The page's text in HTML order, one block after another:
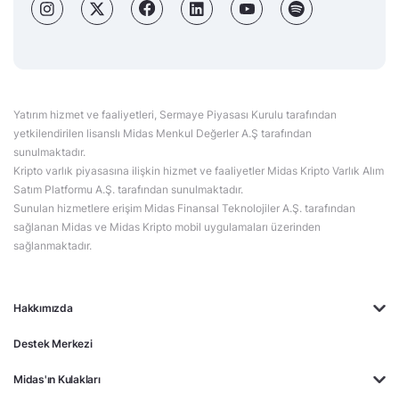
Hakkımızda
Destek Merkezi
Midas'ın Kulakları
Yatırım hizmet ve faaliyetleri, Sermaye Piyasası Kurulu tarafından
yetkilendirilen lisanslı Midas Menkul Değerler A.Ş tarafından
sunulmaktadır.
Kripto varlık piyasasına ilişkin hizmet ve faaliyetler Midas Kripto Varlık Alım
Satım Platformu A.Ş. tarafından sunulmaktadır.
Sunulan hizmetlere erişim Midas Finansal Teknolojiler A.Ş. tarafından
sağlanan Midas ve Midas Kripto mobil uygulamaları üzerinden
sağlanmaktadır.